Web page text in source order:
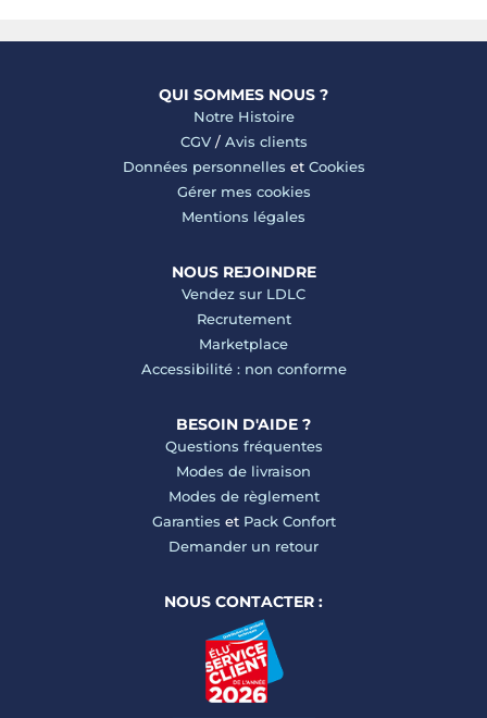
QUI SOMMES NOUS ?
Notre Histoire
CGV/ Avis clients
Données personnelles et Cookies
Gérer mes cookies
Mentions légales
NOUS REJOINDRE
Vendez sur LDLC
Recrutement
Marketplace
Accessibilité : non conforme
BESOIN D'AIDE ?
Questions fréquentes
Modes de livraison
Modes de règlement
Garanties et Pack Confort
Demander un retour
NOUS CONTACTER :